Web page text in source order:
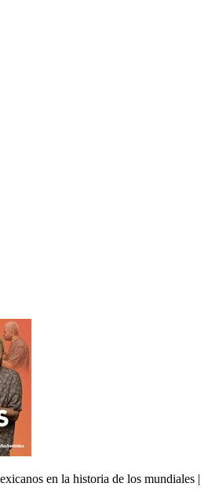
en la historia de los mundiales |